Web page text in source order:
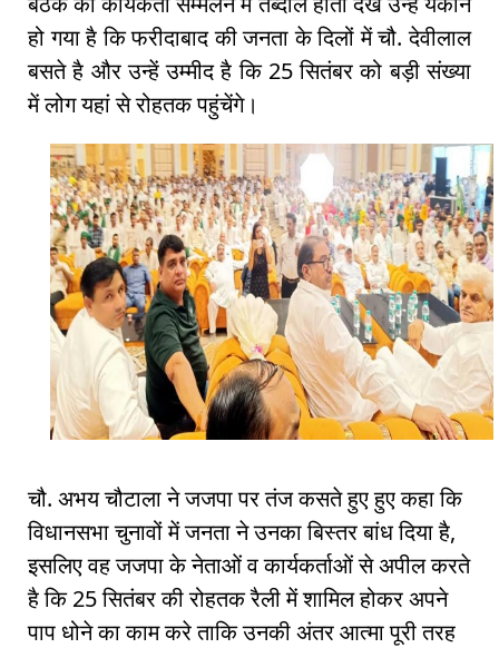
हो गया है कि फरीदाबाद की जनता के दिलों में चौ. देवीलाल
बसते है और उन्हें उम्मीद है कि 25 सितंबर को बड़ी संख्या
में लोग यहां से रोहतक पहुंचेंगे।
चौ. अभय चौटाला ने जजपा पर तंज कसते हुए हुए कहा कि
विधानसभा चुनावों में जनता ने उनका बिस्तर बांध दिया है,
इसलिए वह जजपा के नेताओं व कार्यकर्ताओं से अपील करते
है कि 25 सितंबर की रोहतक रैली में शामिल होकर अपने
पाप धोने का काम करे ताकि उनकी अंतर आत्मा पूरी तरह